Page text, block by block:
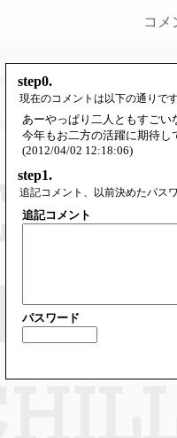
コメ
step0.
現在のコメントは以下の通りで
あーやっぱり二人ともすごい
今年もお二方の活躍に期待し
(2012/04/02 12:18:06)
step1.
追記コメント、以前決めたパス
追記コメント
パスワード